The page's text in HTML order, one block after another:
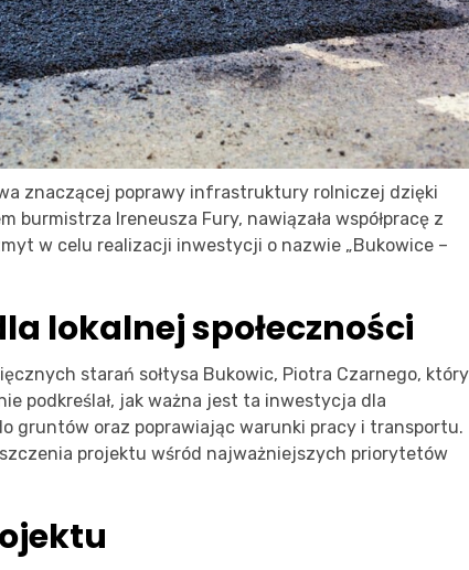
znaczącej poprawy infrastruktury rolniczej dzięki
burmistrza Ireneusza Fury, nawiązała współpracę z
w celu realizacji inwestycji o nazwie „Bukowice –
lokalnej społeczności
starań sołtysa Bukowic, Piotra Czarnego, który
podkreślał, jak ważna jest ta inwestycja dla
gruntów oraz poprawiając warunki pracy i transportu.
projektu wśród najważniejszych priorytetów